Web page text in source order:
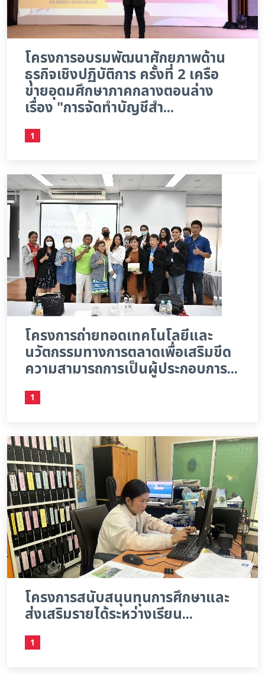
โครงการอบรมพัฒนาศักยภาพด้าน
ธุรกิจเชิงปฏิบัติการ ครั้งที่ 2 เครือ
ข่ายอุดมศึกษาภาคกลางตอนล่าง
เรื่อง "การจัดทำบัญชีสำ...
1
โครงการถ่ายทอดเทคโนโลยีและ
นวัตกรรมทางการตลาดเพื่อเสริมขีด
ความสามารถการเป็นผู้ประกอบการ...
1
โครงการสนับสนุนทุนการศึกษาและ
ส่งเสริมรายได้ระหว่างเรียน...
1